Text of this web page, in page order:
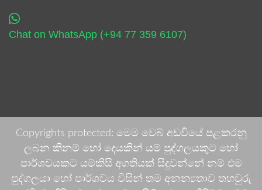
Chat on WhatsApp (+94 77 359 6107)
Copyrights protected: මෙම වෙබ් අඩවියේ පළකරනු
ලබන කිනම් හෝ දෙයකින් යම් පුද්ගලයකුට හෝ
පාර්ශවයකට යම්කිසි අගතියක් සිදුවන්නේ නම් එම
පුද්ගලයා හෝ පාර්ශවය විසින් තම අනන්‍යතාව තහවුරු